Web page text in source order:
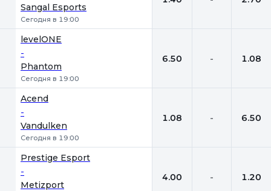
Sangal Esports
Сегодня в 19:00
levelONE
-
Phantom
Сегодня в 19:00
6.50 - 1.08
Acend
-
Vandulken
Сегодня в 19:00
1.08 - 6.50
Prestige Esport
-
Metizport
4.00 - 1.20